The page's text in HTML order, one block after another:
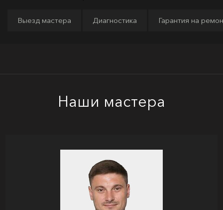
Выезд мастера Диагностика Гарантия на
Наши мастера